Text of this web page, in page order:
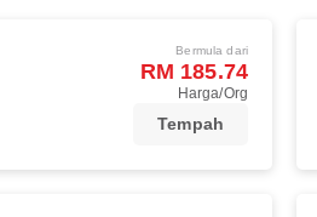
Bermula dari
RM 185.74
Harga/Org
Tempah